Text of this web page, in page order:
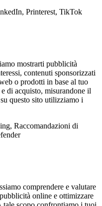
Printerest, TikTok
mostrarti pubblicità
contenuti sponsorizzati
o prodotti in base al tuo
di acquisto, misurandone il
questo sito utilizziamo i
Raccomandazioni di
comprendere e valutare
online e ottimizzare